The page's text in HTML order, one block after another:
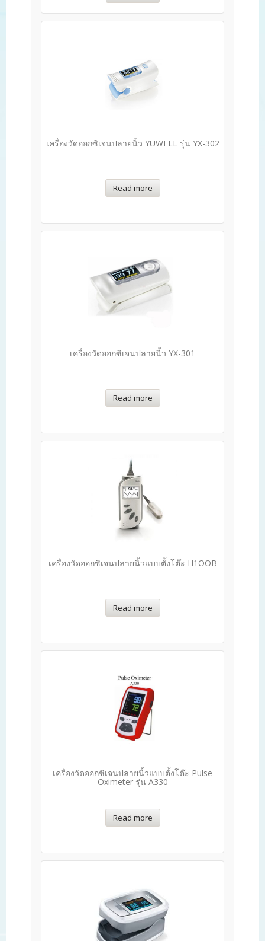
เครื่องวัดออกซิเจนปลายนิ้ว YUWELL รุ่น YX-302
Read more
เครื่องวัดออกซิเจนปลายนิ้ว YX-301
Read more
เครื่องวัดออกซิเจนปลายนิ้วแบบตั้งโต๊ะ H1OOB
Read more
เครื่องวัดออกซิเจนปลายนิ้วแบบตั้งโต๊ะ Pulse
Oximeter รุ่น A330
Read more